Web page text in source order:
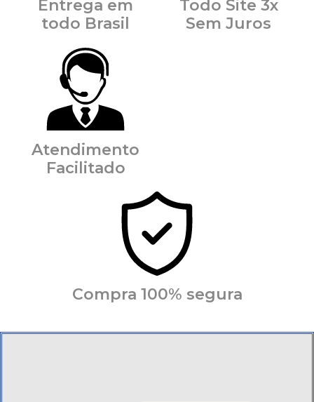
Entrega em
todo Brasil
Todo Site 3x
Sem Juros
Atendimento
Facilitado
Compra 100% segura